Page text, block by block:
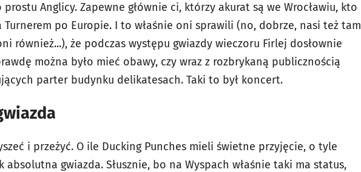
Anglicy. Zapewne głównie ci, którzy akurat są we Wrocławiu, kto
Turnerem po Europie. I to właśnie oni sprawili (no, dobrze, nasi też tam
również...), że podczas występu gwiazdy wieczoru Firlej dosłownie
można było mieć obawy, czy wraz z rozbrykaną publicznością
parter budynku delikatesach. Taki to był koncert.
i przeżyć. O ile Ducking Punches mieli świetne przyjęcie, o tyle
absolutna gwiazda. Słusznie, bo na Wyspach właśnie taki ma status,